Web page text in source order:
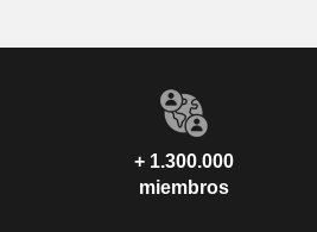
+ 1.300.000
miembros